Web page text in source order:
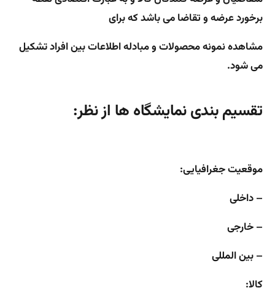
برخورد عرضه و تقاضا می باشد که برای
مشاهده نمونه محصولات و مبادله اطلاعات بین افراد تشکیل
می شود.
تقسیم بندی نمایشگاه ها از نظر:
موقعیت جغرافیایی:
– داخلی
– خارجی
– بین المللی
کالا: